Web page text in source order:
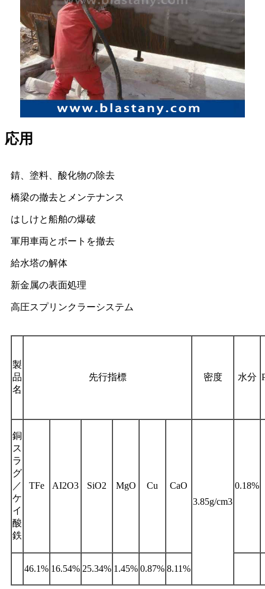
応用
錆、塗料、酸化物の除去
橋梁の撤去とメンテナンス
はしけと船舶の爆破
軍用車両とボートを撤去
給水塔の解体
新金属の表面処理
高圧スプリンクラーシステム
製
品
名
先行指標 密度 水分
銅
ス
ラ
グ
／
ケ
イ
酸
鉄
TFe AI2O3 SiO2 MgO Cu
CaO
3.85g/cm3
0.18%
46.1% 16.54% 25.34% 1.45% 0.87% 8.11%